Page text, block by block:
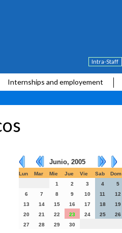
Intra-Staff
Internships and employement
Junio, 2005
Lun Mar Mie Jue Vie Sab
Dom
1
2 3 4
5
6
7 8 9 10 11
12
13
14 15 16 17 18
19
20
21 22 23 24 25
26
27
28 29 30